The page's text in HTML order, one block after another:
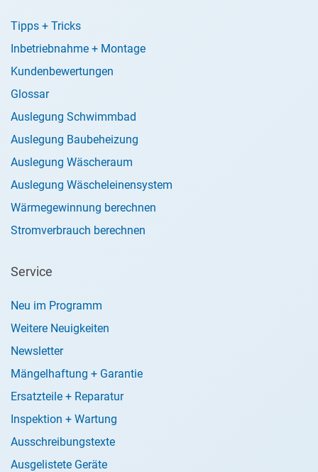
Tipps + Tricks
Inbetriebnahme + Montage
Kundenbewertungen
Glossar
Auslegung Schwimmbad
Auslegung Baubeheizung
Auslegung Wäscheraum
Auslegung Wäscheleinensystem
Wärmegewinnung berechnen
Stromverbrauch berechnen
Service
Neu im Programm
Weitere Neuigkeiten
Newsletter
Mängelhaftung + Garantie
Ersatzteile + Reparatur
Inspektion + Wartung
Ausschreibungstexte
Ausgelistete Geräte